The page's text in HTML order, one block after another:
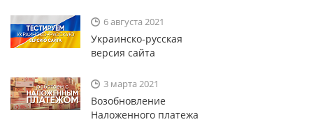
6 августа 2021
Украинско-русская
версия сайта
3 марта 2021
Возобновление
Наложенного платежа